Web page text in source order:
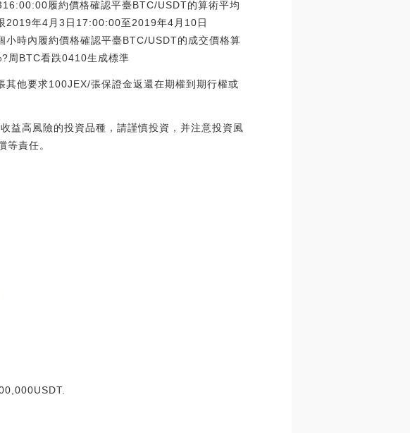
履約價格確認平臺BTC/USDT的算術平均
年4月3日17:00:00至2019年4月10日
時內履約價格確認平臺BTC/USDT的成交價格算
周BTC看跌0410生成標準
他要求100JEX/張保證金返還在期權到期行權或
益高風險的投資品種，請謹慎投資，并注意投資風
等責任。